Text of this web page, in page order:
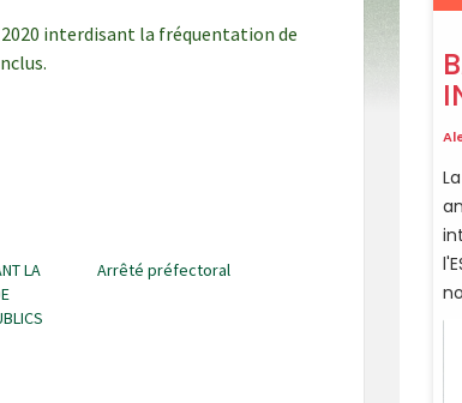
interdisant la fréquentation de
LA
Arrêté préfectoral